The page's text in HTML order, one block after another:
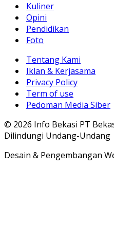
Kuliner
Opini
Pendidikan
Foto
Tentang Kami
Iklan & Kerjasama
Privacy Policy
Term of use
Pedoman Media Siber
© 2026 Info Bekasi PT
Dilindungi Undang-Undang
Desain & Pengembangan